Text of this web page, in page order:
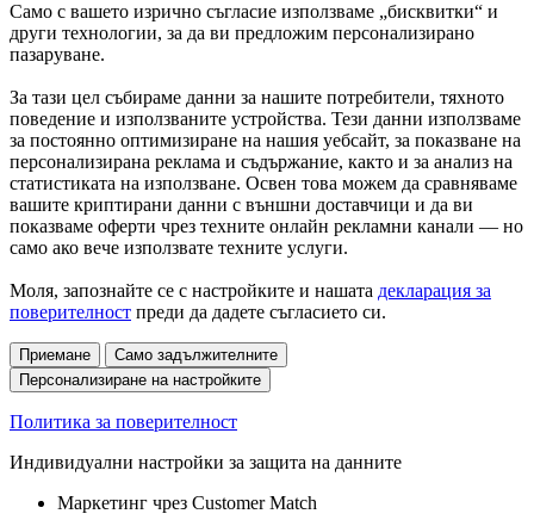
Само с вашето изрично съгласие използваме „бисквитки“ и
други технологии, за да ви предложим персонализирано
пазаруване.
За тази цел събираме данни за нашите потребители, тяхното
поведение и използваните устройства. Тези данни използваме
за постоянно оптимизиране на нашия уебсайт, за показване на
персонализирана реклама и съдържание, както и за анализ на
статистиката на използване. Освен това можем да сравняваме
вашите криптирани данни с външни доставчици и да ви
показваме оферти чрез техните онлайн рекламни канали — но
само ако вече използвате техните услуги.
Моля, запознайте се с настройките и нашата декларация за
поверителност преди да дадете съгласието си.
Приемане
Само задължителните
Персонализиране на настройките
Политика за поверителност
Индивидуални настройки за защита на данните
Маркетинг чрез Customer Match